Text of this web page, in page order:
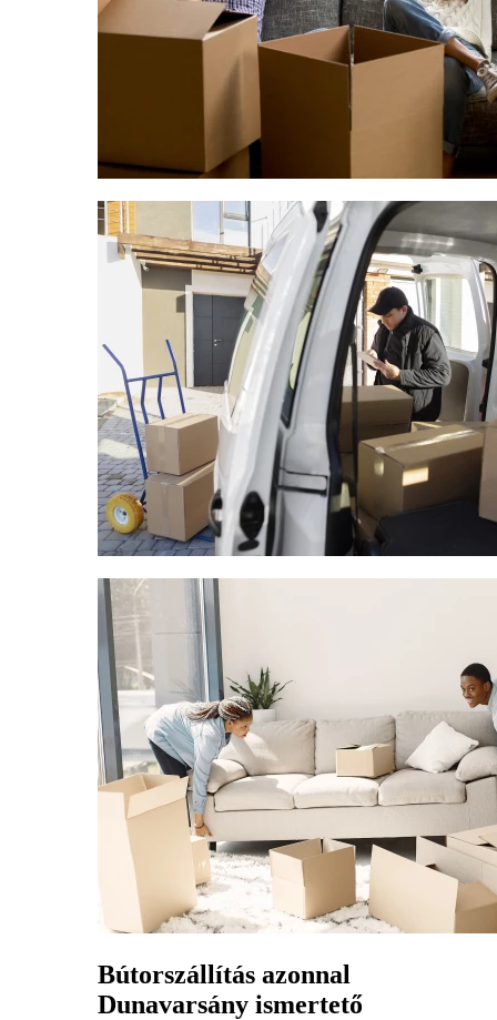
Bútorszállítás azonnal
Dunavarsány ismertető